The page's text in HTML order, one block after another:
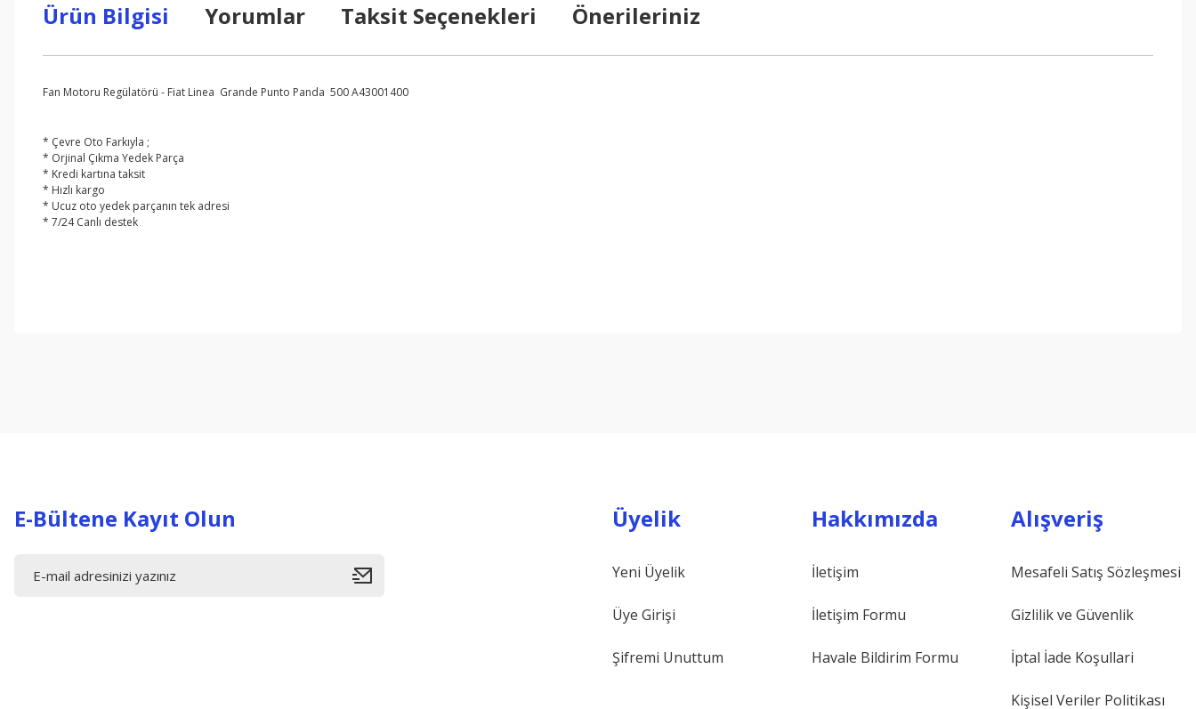
Ürün Bilgisi Yorumlar Taksit Seçenekleri Önerileriniz
Fan Motoru Regülatörü - Fiat Linea Grande Punto Panda 500 A43001400
* Çevre Oto Farkıyla ;
* Orjinal Çıkma Yedek Parça
* Kredi kartına taksit
* Hızlı kargo
* Ucuz oto yedek parçanın tek adresi
* 7/24 Canlı destek
E-Bültene Kayıt Olun Üyelik
Yeni Üyelik
Üye Girişi
Şifremi Unuttum
Hakkımızda
İletişim
İletişim Formu
Havale Bildirim Formu
Alışveriş
Mesafeli Satış Sözleşmesi
Gizlilik ve Güvenlik
İptal İade Koşullari
Kişisel Veriler Politikası